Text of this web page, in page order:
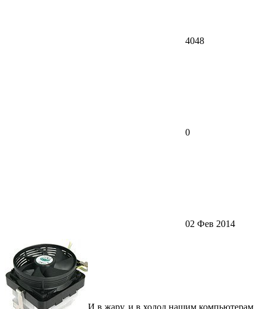
4048
0
02 Фев 2014
И в жару, и в холод нашим компьютерам